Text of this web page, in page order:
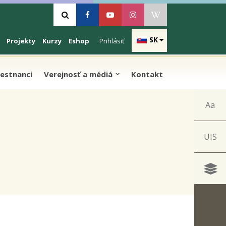
Vyhľadávanie
FacebookYoutubeInstagramWikipedia
SK
Prihlásiť
Projekty Kurzy Eshop
Verejnosť a médiá Kontakt
Aa
UIS